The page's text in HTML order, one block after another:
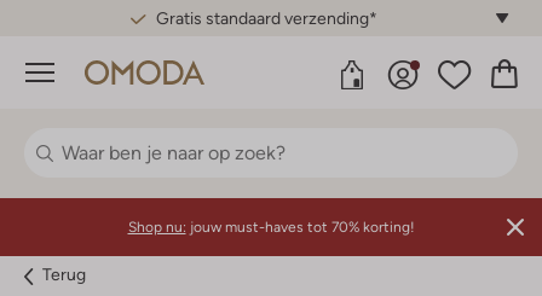
Gratis standaard verzending*
Menu
Shop nu: jouw must-haves tot 70% korting!
Terug